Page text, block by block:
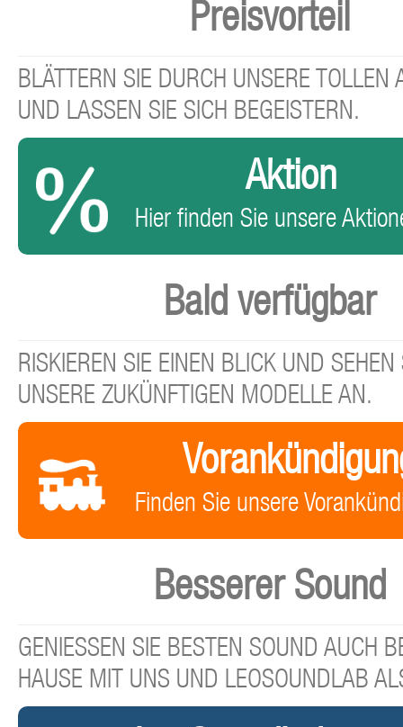
Preisvorteil
BLÄTTERN SIE DURCH UNSERE TOLLEN
UND LASSEN SIE SICH BEGEISTERN.
Aktion
Hier finden Sie unsere
Bald verfügbar
RISKIEREN SIE EINEN BLICK UND SEHEN
UNSERE ZUKÜNFTIGEN MODELLE AN.
Finden Sie unsere
Besserer Sound
GENIESSEN SIE BESTEN SOUND AUCH
HAUSE MIT UNS UND LEOSOUNDLAB